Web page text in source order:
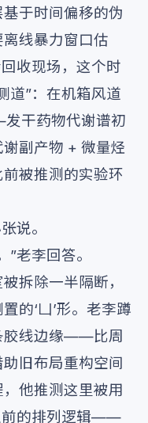
于时间偏移的伪
线暴力窗口估
收现场，这个时
道”：在机箱风道
干药物代谢谱初
副产物 + 微量烃
被推测的实验环
说。
老李回答。
拆除一半隔断，
的‘凵’形。老李蹲
胶线边缘——比周
旧布局重构空间
他推测这里被用
前的排列逻辑——